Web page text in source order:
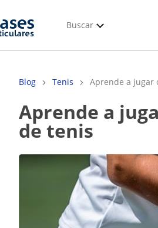
Buscar
Blog Tenis Aprende a jugar
Aprende a jugar o mejora tu técnica con clases particulares
de tenis